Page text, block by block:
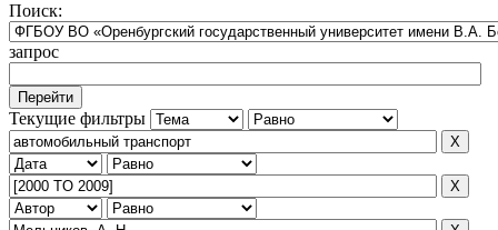
Поиск:
запрос
Текущие фильтры